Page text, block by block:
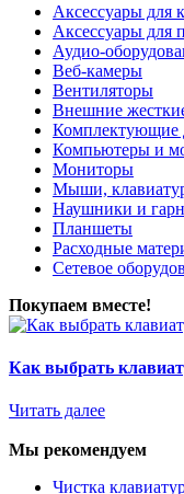
Аксессуары для
Аксессуары для
Аудио-
Веб-камеры
Вентиляторы
Внешние
Комплектующие
Компьютеры и
Мониторы
Мыши,
Наушники и
Планшеты
Расходные
Сетевое
Покупаем вместе!
Как выбрать
Читать далее
Мы рекомендуем
Чистка